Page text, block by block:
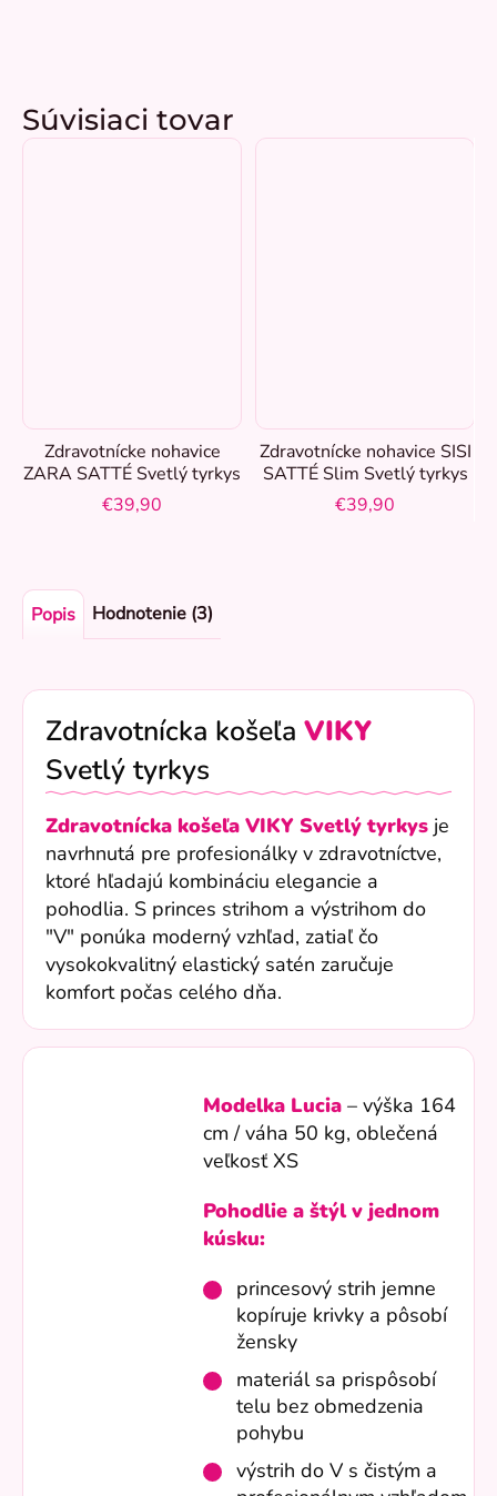
Súvisiaci tovar
Zdravotnícke nohavice
ZARA SATTÉ Svetlý tyrkys
€39,90
Zdravotnícke nohavice SISI
SATTÉ Slim Svetlý tyrkys
€39,90
Popis Hodnotenie (3)
Zdravotnícka košeľa VIKY
Svetlý tyrkys
Zdravotnícka košeľa VIKY Svetlý tyrkys je
navrhnutá pre profesionálky v zdravotníctve,
ktoré hľadajú kombináciu elegancie a
pohodlia. S princes strihom a výstrihom do
"V" ponúka moderný vzhľad, zatiaľ čo
vysokokvalitný elastický satén zaručuje
komfort počas celého dňa.
Modelka Lucia – výška 164
cm / váha 50 kg, oblečená
veľkosť XS
Pohodlie a štýl v jednom
kúsku:
princesový strih jemne
kopíruje krivky a pôsobí
žensky
materiál sa prispôsobí
telu bez obmedzenia
pohybu
výstrih do V s čistým a